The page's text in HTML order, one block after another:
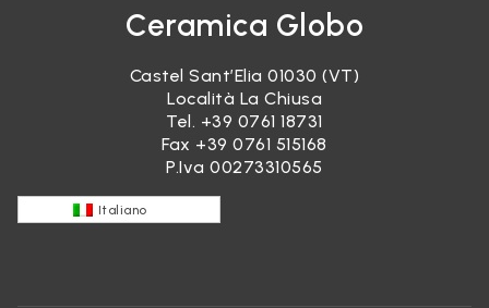
Ceramica Globo
Castel Sant’Elia 01030 (VT)
Località La Chiusa
Tel. +39 0761 18731
Fax +39 0761 515168
P.Iva 00273310565
Italiano